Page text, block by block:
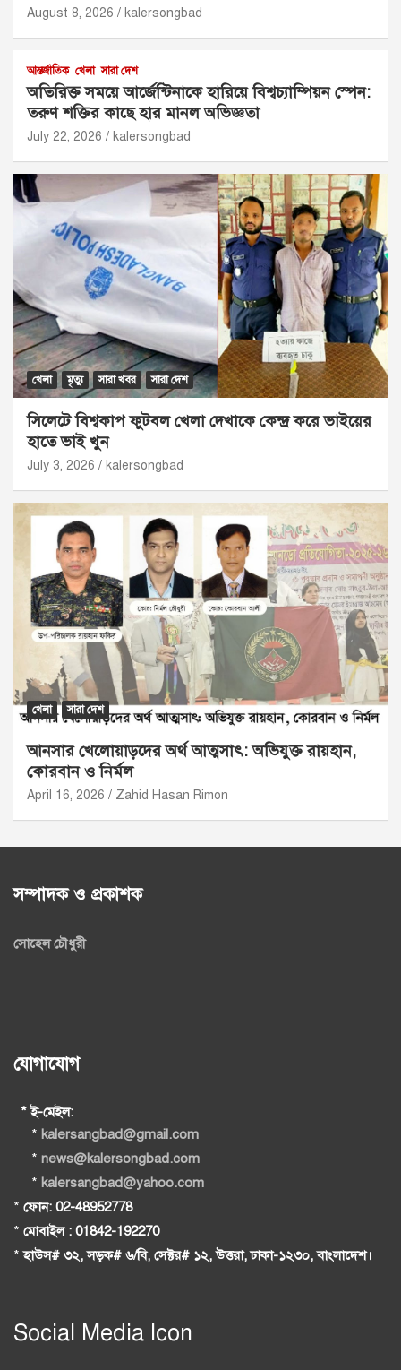
August 8, 2026 kalersongbad
আন্তর্জাতিক খেলা সারা দেশ
অতিরিক্ত সময়ে আর্জেন্টিনাকে হারিয়ে বিশ্বচ্যাম্পিয়ন স্পেন:
তরুণ শক্তির কাছে হার মানল অভিজ্ঞতা
July 22, 2026 kalersongbad
খেলা মৃত্যু সারা খবর সারা দেশ
সিলেটে বিশ্বকাপ ফুটবল খেলা দেখাকে কেন্দ্র করে ভাইয়ের
হাতে ভাই খুন
July 3, 2026 kalersongbad
খেলা সারা দেশ
আনসার খেলোয়াড়দের অর্থ আত্মসাৎ: অভিযুক্ত রায়হান,
কোরবান ও নির্মল
April 16, 2026 Zahid Hasan Rimon
সম্পাদক ও প্রকাশক
সোহেল চৌধুরী
যোগাযোগ
* ই-মেইল:
* kalersangbad@gmail.com
* news@kalersongbad.com
* kalersangbad@yahoo.com
* ফোন: 02-48952778
* মোবাইল : 01842-192270
*হাউস# ৩২, সড়ক# ৬/বি, সেক্টর# ১২, উত্তরা, ঢাকা-১২৩০, বাংলাদেশ।
Social Media Icon